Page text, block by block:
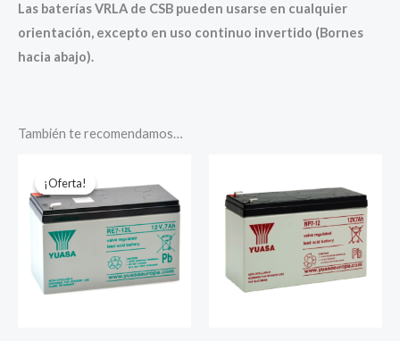
Las baterías VRLA de CSB pueden usarse en cualquier
orientación, excepto en uso continuo invertido (Bornes
hacia abajo).
También te recomendamos…
¡Oferta!
¡Oferta!